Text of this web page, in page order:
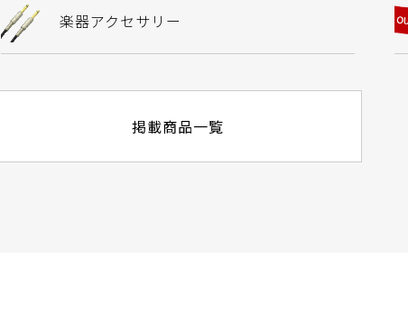
楽器アクセサリー
掲載商品一覧